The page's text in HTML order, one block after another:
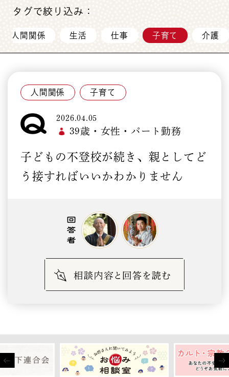
タグで絞り込み：
人間関係 生活 仕事 子育て 介護
人間関係 子育て
2026.04.05
39歳・女性・パート勤務
子どもの不登校が続き、親としてど
う接すればいいかわかりません